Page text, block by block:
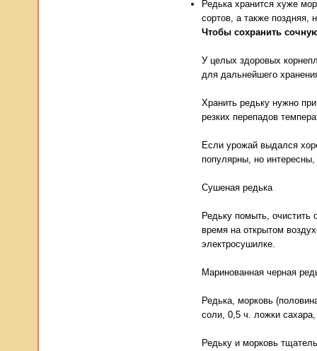
Редька хранится хуже
сортов, а также поздняя,
Чтобы сохранить
У целых здоровых
для дальнейшего
Хранить редьку нужно
резких перепадов
Если урожай выдался
популярны, но
Сушеная редька
Редьку помыть, очистить
время на открытом
электросушилке.
Маринованная черная
Редька, морковь
соли, 0,5 ч. ложки
Редьку и морковь